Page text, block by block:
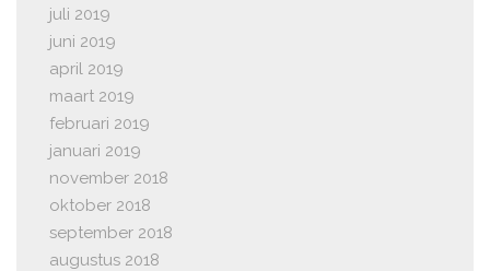
juli 2019
juni 2019
april 2019
maart 2019
februari 2019
januari 2019
november 2018
oktober 2018
september 2018
augustus 2018